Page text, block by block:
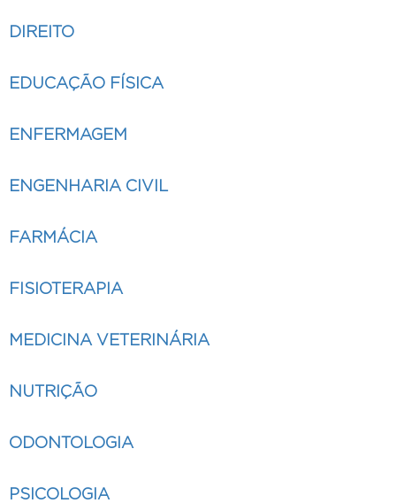
DIREITO
EDUCAÇÃO FÍSICA
ENFERMAGEM
ENGENHARIA CIVIL
FARMÁCIA
FISIOTERAPIA
MEDICINA VETERINÁRIA
NUTRIÇÃO
ODONTOLOGIA
PSICOLOGIA